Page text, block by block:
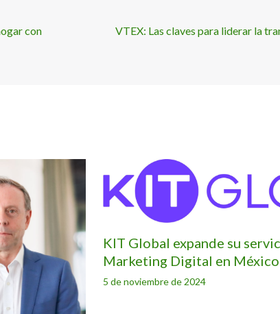
con
VTEX: Las claves para liderar la
KIT Global expande su
Marketing Digital en México
5 de noviembre de 2024